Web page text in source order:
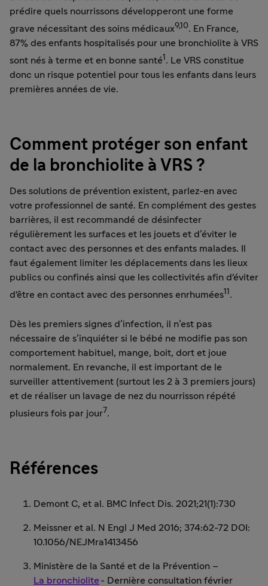
prédire quels nourrissons développeront une forme
grave nécessitant des soins médicaux9,10. En France,
87% des enfants hospitalisés pour une bronchiolite à VRS
sont nés à terme et en bonne santé1 . Le VRS constitue
donc un risque potentiel pour tous les enfants dans leurs
premières années de vie.
Comment protéger son enfant
de la bronchiolite à VRS ?
Des solutions de prévention existent, parlez-en avec
votre professionnel de santé. En complément des gestes
barrières, il est recommandé de désinfecter
régulièrement les surfaces et les jouets et d’éviter le
contact avec des personnes et des enfants malades. Il
faut également limiter les déplacements dans les lieux
publics ou confinés ainsi que les collectivités afin d'éviter
d'être en contact avec des personnes enrhumées11 .
Dès les premiers signes d’infection, il n’est pas
nécessaire de s’inquiéter si le bébé ne modifie pas son
comportement habituel, mange, boit, dort et joue
normalement. En revanche, il est important de le
surveiller attentivement (surtout les 2 à 3 premiers jours)
et de réaliser un lavage de nez du nourrisson répété
plusieurs fois par jour7.
Références
Demont C, et al. BMC Infect Dis. 2021;21(1):730
Meissner et al. N Engl J Med 2016; 374:62-72 DOI:
10.1056/NEJMra1413456
Ministère de la Santé et de la Prévention –
La bronchiolite - Dernière consultation février